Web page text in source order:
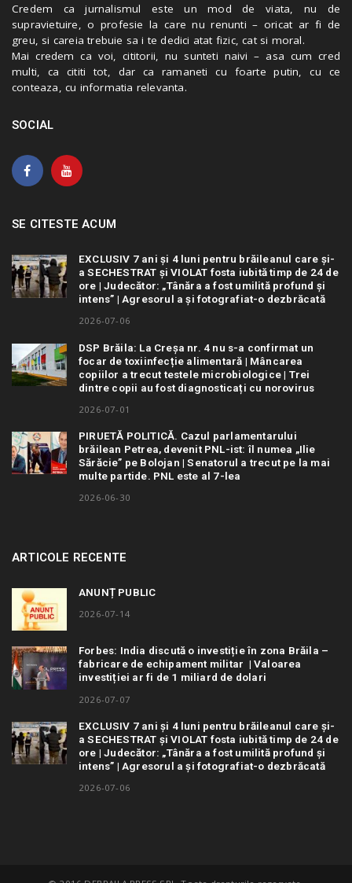
Credem ca jurnalismul este un mod de viata, nu de
supravietuire, o profesie la care nu renunti – oricat ar fi de
greu, si careia trebuie sa i te dedici atat fizic, cat si moral.
Mai credem ca voi, cititorii, nu sunteti naivi – asa cum cred
multi, ca cititi tot, dar ca ramaneti cu foarte putin, cu ce
conteaza, cu informatia relevanta.
SOCIAL
SE CITESTE ACUM
EXCLUSIV 7 ani și 4 luni pentru brăileanul care și-
a SECHESTRAT și VIOLAT fosta iubită timp de 24 de
ore | Judecător: „Tânăra a fost umilită profund și
intens” | Agresorul a și fotografiat-o dezbrăcată
2026-07-06
DSP Brăila: La Creșa nr. 4 nu s-a confirmat un
focar de toxiinfecție alimentară | Mâncarea
copiilor a trecut testele microbiologice | Trei
dintre copii au fost diagnosticați cu norovirus
2026-07-01
PIRUETĂ POLITICĂ. Cazul parlamentarului
brăilean Petrea, devenit PNL-ist: îl numea „Ilie
Sărăcie” pe Bolojan | Senatorul a trecut pe la mai
multe partide. PNL este al 7-lea
2026-06-30
ARTICOLE RECENTE
ANUNȚ PUBLIC
2026-07-14
Forbes: India discută o investiție în zona Brăila –
fabricare de echipament militar | Valoarea
investiției ar fi de 1 miliard de dolari
2026-07-07
EXCLUSIV 7 ani și 4 luni pentru brăileanul care și-
a SECHESTRAT și VIOLAT fosta iubită timp de 24 de
ore | Judecător: „Tânăra a fost umilită profund și
intens” | Agresorul a și fotografiat-o dezbrăcată
2026-07-06